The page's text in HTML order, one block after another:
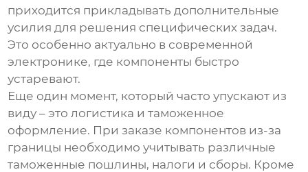
приходится прикладывать дополнительные
усилия для решения специфических задач.
Это особенно актуально в современной
электронике, где компоненты быстро
устаревают.
Еще один момент, который часто упускают из
виду – этологистика и таможенное
оформление. При заказе компонентов из-за
границы необходимо учитывать различные
таможенные пошлины, налоги и сборы. Кроме